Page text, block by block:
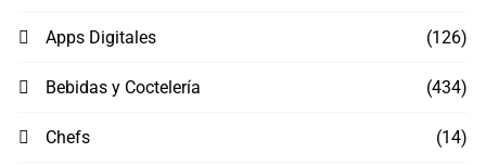
Apps Digitales (126)
Bebidas y Coctelería (434)
Chefs (14)